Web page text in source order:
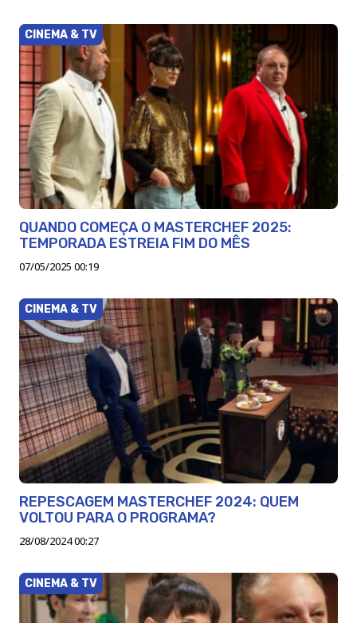
CINEMA & TV
QUANDO COMEÇA O MASTERCHEF 2025:
TEMPORADA ESTREIA FIM DO MÊS
07/05/2025 00:19
CINEMA & TV
REPESCAGEM MASTERCHEF 2024: QUEM
VOLTOU PARA O PROGRAMA?
28/08/2024 00:27
CINEMA & TV